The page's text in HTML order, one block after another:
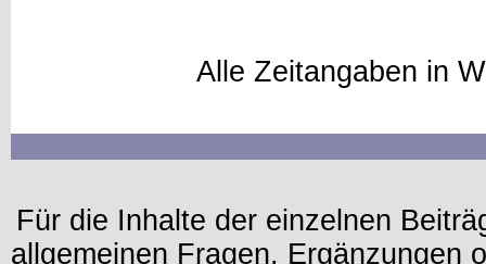
Alle Zeitangaben in
Für die Inhalte der einzelnen
allgemeinen Fragen, Ergänzungen